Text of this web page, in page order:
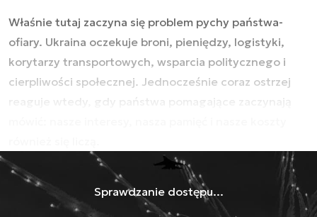
Właśnie tutaj zaczyna się problem pychy państwa-
ofiary. Ukraina oczekuje broni, pieniędzy, logistyki,
korytarzy transportowych, wsparcia politycznego i
cierpliwości społecznej. Jednocześnie coraz ostrzej
reaguje wtedy, gdy państwa pomagające zaczynają
Sprawdzanie dostępu...